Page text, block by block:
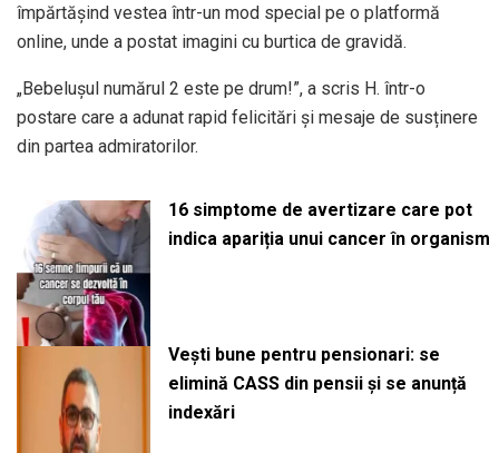
împărtășind vestea într-un mod special pe o platformă
online, unde a postat imagini cu burtica de gravidă.
„Bebelușul numărul 2 este pe drum!”, a scris H. într-o
postare care a adunat rapid felicitări și mesaje de susținere
din partea admiratorilor.
16 simptome de avertizare care pot
indica apariția unui cancer în organism
Vești bune pentru pensionari: se
elimină CASS din pensii și se anunță
indexări